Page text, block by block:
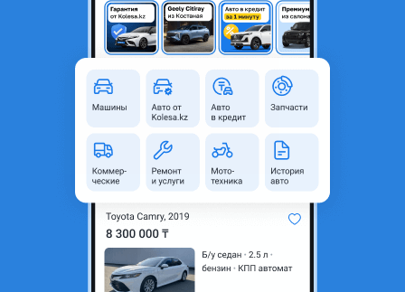
ВАЗ (Lada) Granta 2190 2013 года
Объявление находится в архиве и может быть
Петропавловск, Северо-
Казахстанская область
2011 - 2018 1 поколение
Седан
Объем двигателя, л